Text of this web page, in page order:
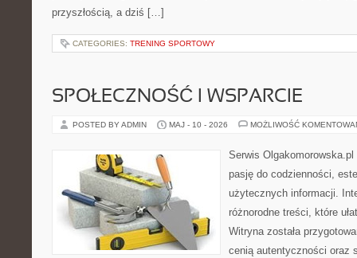
przyszłością, a dziś […]
CATEGORIES: TRENING SPORTOWY
SPOŁECZNOŚĆ I WSPARCIE
POSTED BY ADMIN MAJ - 10 - 2026 MOŻLIWOŚĆ
Serwis
pasję do codzienności,
użytecznych informacji.
różnorodne treści, które
Witryna została
cenią autentyczności oraz